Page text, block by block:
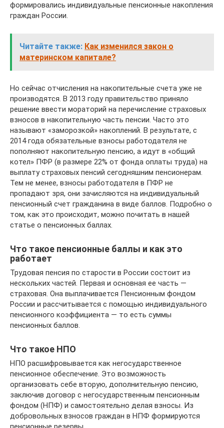
формировались индивидуальные пенсионные накопления
граждан России.
Читайте также: Как изменился закон о
материнском капитале?
Но сейчас отчисления на накопительные счета уже не
производятся. В 2013 году правительство приняло
решение ввести мораторий на перечисление страховых
взносов в накопительную часть пенсии. Часто это
называют «заморозкой» накоплений. В результате, с
2014 года обязательные взносы работодателя не
пополняют накопительную пенсию, а идут в «общий
котел» ПФР (в размере 22% от фонда оплаты труда) на
выплату страховых пенсий сегодняшним пенсионерам.
Тем не менее, взносы работодателя в ПФР не
пропадают зря, они зачисляются на индивидуальный
пенсионный счет гражданина в виде баллов. Подробно о
том, как это происходит, можно почитать в нашей
статье о пенсионных баллах.
Что такое пенсионные баллы и как это
работает
Трудовая пенсия по старости в России состоит из
нескольких частей. Первая и основная ее часть —
страховая. Она выплачивается Пенсионным фондом
России и рассчитывается с помощью индивидуального
пенсионного коэффициента — то есть суммы
пенсионных баллов.
Что такое НПО
НПО расшифровывается как негосударственное
пенсионное обеспечение. Это возможность
организовать себе вторую, дополнительную пенсию,
заключив договор с негосударственным пенсионным
фондом (НПФ) и самостоятельно делая взносы. Из
добровольных взносов граждан в НПФ формируются